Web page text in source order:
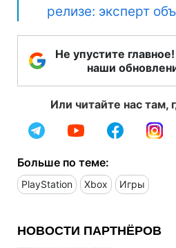
релизе: эксперт
Не упустите
наши
Или читайте нас там,
Больше по теме:
PlayStation Xbox Игры